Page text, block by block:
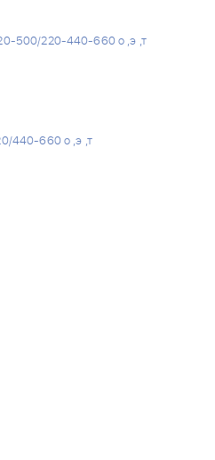
500/220-440-660 о ,э ,т
440-660 о ,э ,т